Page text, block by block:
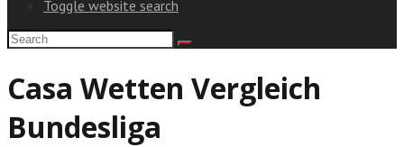
Toggle website search
Casa Wetten Vergleich
Bundesliga